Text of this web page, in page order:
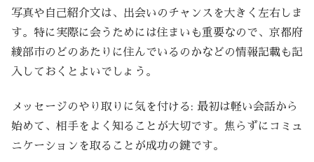
写真や自己紹介文は、出会いのチャンスを大きく左右しま
す。特に実際に会うためには住まいも重要なので、京都府
綾部市のどのあたりに住んでいるのかなどの情報記載も記
入しておくとよいでしょう。
メッセージのやり取りに気を付ける: 最初は軽い会話から
始めて、相手をよく知ることが大切です。焦らずにコミュ
ニケーションを取ることが成功の鍵です。